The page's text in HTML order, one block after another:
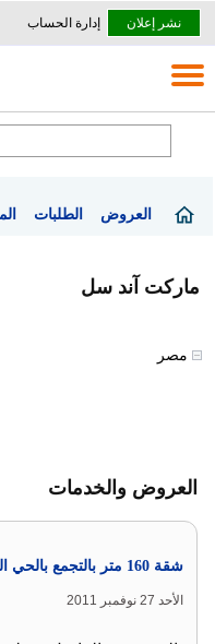
نشر إعلان إدارة الحساب
العروض الطلبات
ماركت آند سل
مصر
العروض والخدمات
شقة 160 متر بالتجمع بالحي الخامس فيلات ب .
الأحد 27 نوفمبر 2011